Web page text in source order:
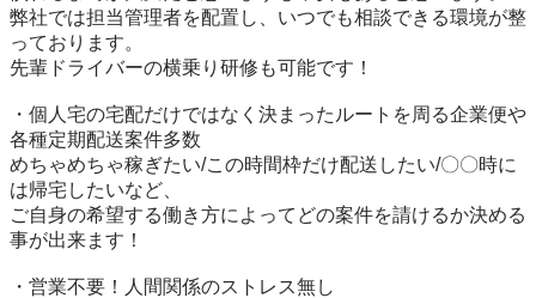
弊社では担当管理者を配置し、いつでも相談できる環境が整
っております。
先輩ドライバーの横乗り研修も可能です！
・個人宅の宅配だけではなく決まったルートを周る企業便や
各種定期配送案件多数
めちゃめちゃ稼ぎたい/この時間枠だけ配送したい/〇〇時に
は帰宅したいなど、
ご自身の希望する働き方によってどの案件を請けるか決める
事が出来ます！
・営業不要！人間関係のストレス無し